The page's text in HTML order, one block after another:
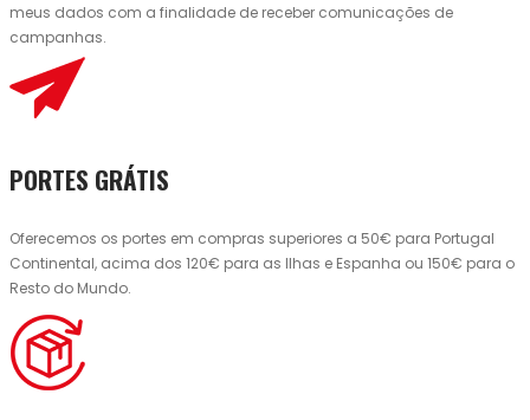
meus dados com a finalidade de receber comunicações de
campanhas.
PORTES GRÁTIS
Oferecemos os portes em compras superiores a 50€ para Portugal
Continental, acima dos 120€ para as Ilhas e Espanha ou 150€ para o
Resto do Mundo.